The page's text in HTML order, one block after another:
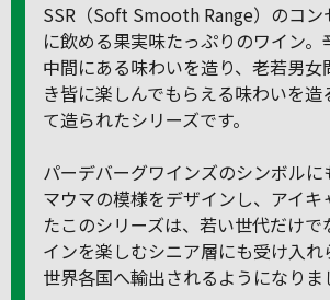
SSR（Soft Smooth Range）のコン
に飲める果実味たっぷりのワイン。
中間にある味わいを造り、老若男女
き皆に楽しんでもらえる味わいを造
て造られたシリーズです。
パーデバーグワインズのシンボルに
マウマの模様をデザインし、アイキ
たこのシリーズは、若い世代だけで
インを楽しむシニア層にも受け入
世界各国へ輸出されるようになりま